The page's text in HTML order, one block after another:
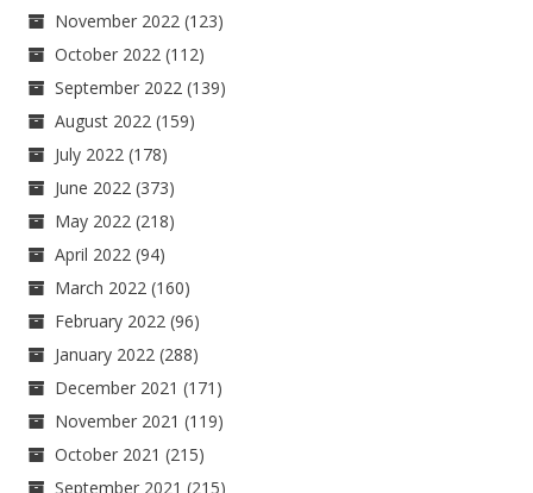
November 2022 (123)
October 2022 (112)
September 2022 (139)
August 2022 (159)
July 2022 (178)
June 2022 (373)
May 2022 (218)
April 2022 (94)
March 2022 (160)
February 2022 (96)
January 2022 (288)
December 2021 (171)
November 2021 (119)
October 2021 (215)
September 2021 (215)